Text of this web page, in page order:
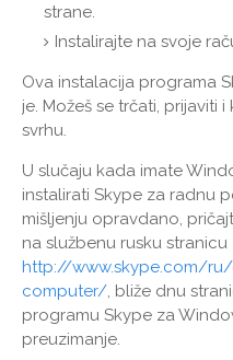
strane.
Instalirajte na svoje
Ova instalacija programa
je. Možeš se trčati, prijaviti
svrhu.
U slučaju kada imate
instalirati Skype za radnu
mišljenju opravdano,
na službenu rusku
http://www.skype.com/
computer/, bliže dnu
programu Skype za
preuzimanje.